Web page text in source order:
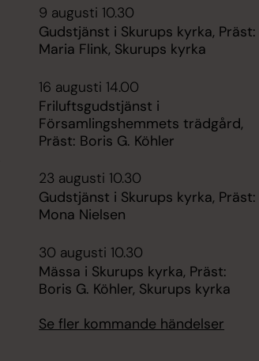
9 augusti 10.30
Gudstjänst i Skurups kyrka, Präst:
Maria Flink, Skurups kyrka
16 augusti 14.00
Friluftsgudstjänst i
Församlingshemmets trädgård,
Präst: Boris G. Köhler
23 augusti 10.30
Gudstjänst i Skurups kyrka, Präst:
Mona Nielsen
30 augusti 10.30
Mässa i Skurups kyrka, Präst:
Boris G. Köhler, Skurups kyrka
Se fler kommande händelser